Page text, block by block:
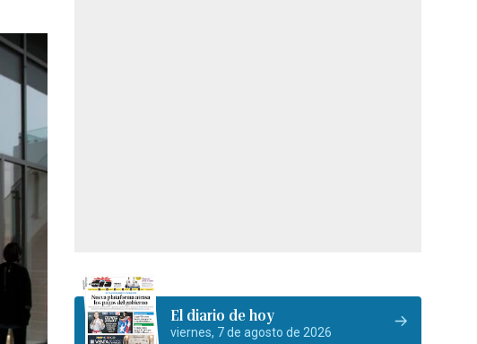
El diario de hoy
viernes, 7 de agosto de 2026